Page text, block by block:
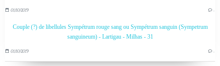
01/10/2019 …
Couple (?) de libellules Sympétrum rouge sang ou Sympétrum sanguin (Sympetrum
sanguineum) - Lartigau - Milhas - 31
01/10/2019 …